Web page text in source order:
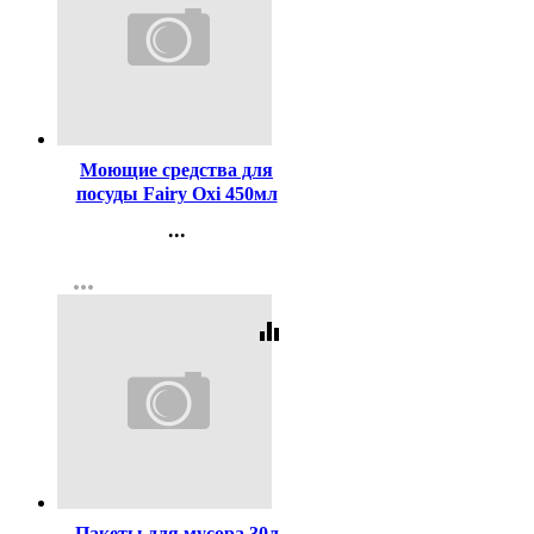
Моющие средства для
посуды Fairy Oxi 450мл
...
Регистрация
more_horiz
equalizer